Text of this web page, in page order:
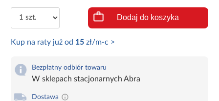
Dodaj do koszyka
Kup na raty już od 15 zł/m-c >
Bezpłatny odbiór towaru
W sklepach stacjonarnych Abra
Dostawa